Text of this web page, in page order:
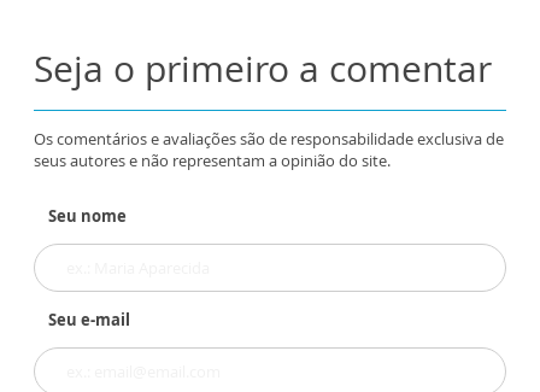
Seja o primeiro a comentar
Os comentários e avaliações são de responsabilidade exclusiva de
seus autores e não representam a opinião do site.
Seu nome
Seu e-mail